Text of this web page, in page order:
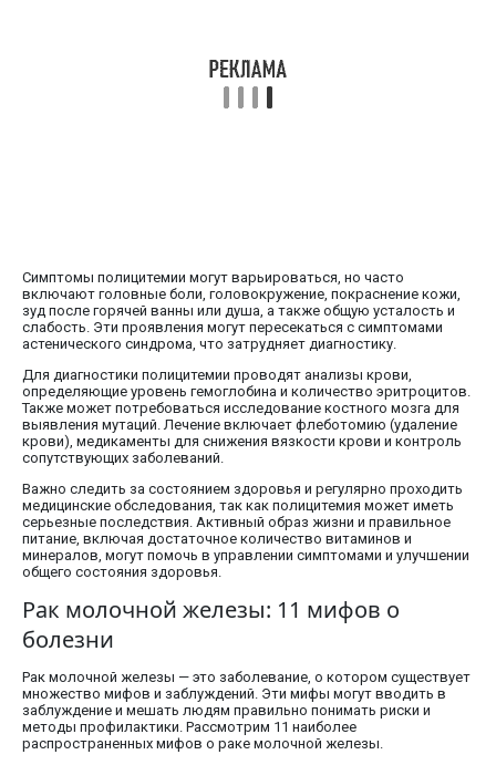
Симптомы полицитемии могут варьироваться, но часто
включают головные боли, головокружение, покраснение кожи,
зуд после горячей ванны или душа, а также общую усталость и
слабость. Эти проявления могут пересекаться с симптомами
астенического синдрома, что затрудняет диагностику.
Для диагностики полицитемии проводят анализы крови,
определяющие уровень гемоглобина и количество эритроцитов.
Также может потребоваться исследование костного мозга для
выявления мутаций. Лечение включает флеботомию (удаление
крови), медикаменты для снижения вязкости крови и контроль
сопутствующих заболеваний.
Важно следить за состоянием здоровья и регулярно проходить
медицинские обследования, так как полицитемия может иметь
серьезные последствия. Активный образ жизни и правильное
питание, включая достаточное количество витаминов и
минералов, могут помочь в управлении симптомами и улучшении
общего состояния здоровья.
Рак молочной железы: 11 мифов о
болезни
Рак молочной железы — это заболевание, о котором существует
множество мифов и заблуждений. Эти мифы могут вводить в
заблуждение и мешать людям правильно понимать риски и
методы профилактики. Рассмотрим 11 наиболее
распространенных мифов о раке молочной железы.